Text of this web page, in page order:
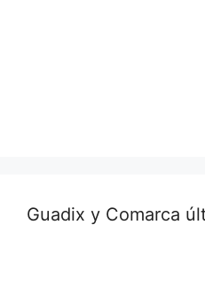
Guadix y Comarca